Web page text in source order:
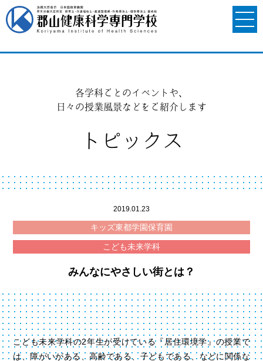
各学科ごとのイベントや、
日々の授業風景などをご紹介します
トピックス
2019.01.23
キッズ東都学園保育園
こども未来学科
みんなにやさしい街とは？
こども未来学科の2年生が受けている『居住環境学』の授業で
は、障がいがある、高齢である、子どもである、などに関係な